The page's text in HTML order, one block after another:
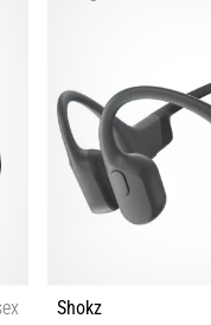
Shokz